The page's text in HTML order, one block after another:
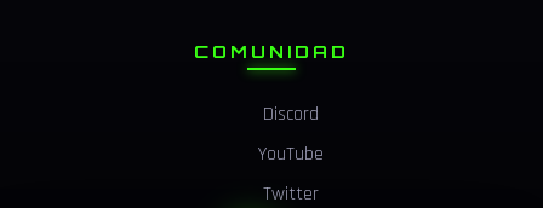
COMUNIDAD
Discord
YouTube
Twitter